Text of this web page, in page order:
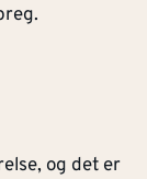
og det er